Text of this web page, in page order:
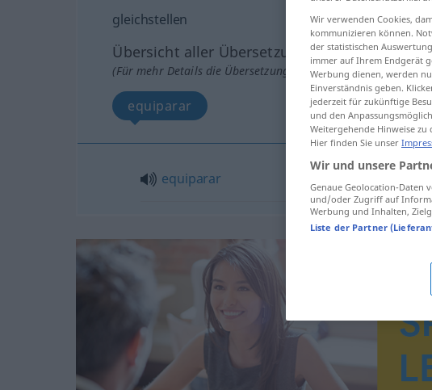
gleichstellen
Übersicht aller Übersetzungen
(Für mehr Details die Übersetzung anklicken/antippen)
equiparar
equiparar
Wir verwenden Cookies,
kommunizieren können.
der statistischen
immer auf Ihrem Endgerät
Werbung dienen, werden
Einverständnis geben.
jederzeit für zukünftige
und den
Weitergehende Hinweise
Hier finden Sie unser
Wir und unsere
Genaue Geolocation-Daten
und/oder Zugriff auf
Werbung und Inhalten,
Liste der Partner